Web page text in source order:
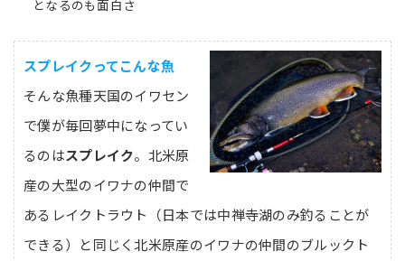
となるのも面白さ
スプレイクってこんな魚
そんな魚種天国のイワセン
で僕が毎回夢中になってい
るのはスプレイク。北米原
産の大型のイワナの仲間で
あるレイクトラウト（日本では中禅寺湖のみ釣ることが
できる）と同じく北米原産のイワナの仲間のブルックト